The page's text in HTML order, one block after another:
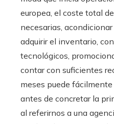
europea, el coste total
necesarias,
adquirir el inventario,
tecnológicos,
contar con suficientes
meses puede
antes de concretar la
al referirnos a una